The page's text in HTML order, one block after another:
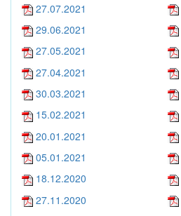
27.07.2021
29.06.2021
27.05.2021
27.04.2021
30.03.2021
15.02.2021
20.01.2021
05.01.2021
18.12.2020
27.11.2020